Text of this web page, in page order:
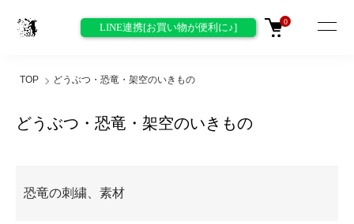
LINE連携[お買い物が便利に♪] 0
TOP どうぶつ・恐竜・架空のいきもの
どうぶつ・恐竜・架空のいきもの
恐竜の刺繍、素材